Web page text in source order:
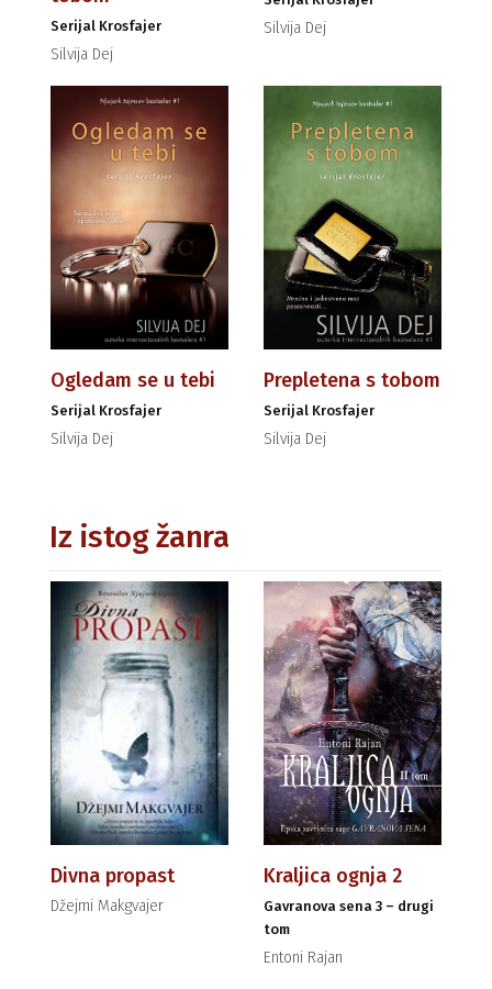
Serijal Krosfajer
Silvija Dej
Silvija Dej
Ogledam se u tebi
Serijal Krosfajer
Silvija Dej
Prepletena s tobom
Serijal Krosfajer
Silvija Dej
Iz istog žanra
Divna propast
Džejmi Makgvajer
Kraljica ognja 2
Gavranova sena 3 – drugi
tom
Entoni Rajan